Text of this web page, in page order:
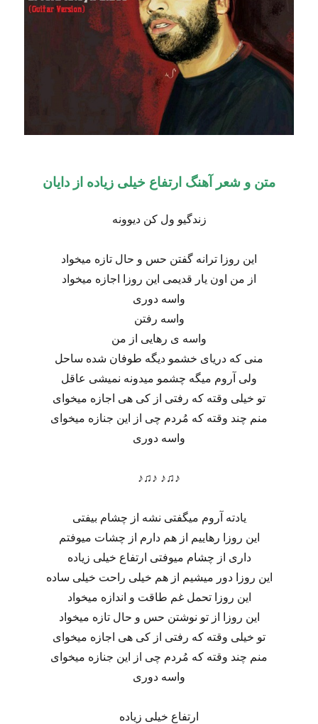
متن و شعر آهنگ ارتفاع خیلی زیاده از دایان
زندگیو ول کن دیوونه
این روزا ترانه گفتن حس و حال تازه میخواد
از من اون یار قدیمی این روزا اجازه میخواد
واسه دوری
واسه رفتن
واسه ی رهایی از من
منی که دریای خشمو دیگه طوفان شده ساحل
ولی آروم میگه چشمو میدونه نمیشی عاقل
تو خیلی وقته که رفتی از کی هی اجازه میخوای
منم چند وقته که مُردم چی از این جنازه میخوای
واسه دوری
♪♫♪ ♪♫♪
یادته آروم میگفتی نشه از چشام بیفتی
این روزا رهاییم از هم دارم از چشات میوفتم
داری از چشام میوفتی ارتفاع خیلی زیاده
این روزا دور میشیم از هم خیلی راحت خیلی ساده
این روزا تحمل غم طاقت و اندازه میخواد
این روزا از تو نوشتن حس و حال تازه میخواد
تو خیلی وقته که رفتی از کی هی اجازه میخوای
منم چند وقته که مُردم چی از این جنازه میخوای
واسه دوری
ارتفاع خیلی زیاده